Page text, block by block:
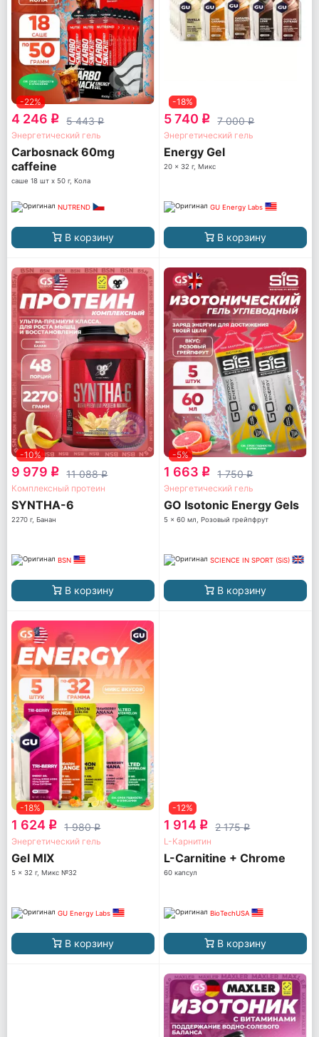
-22%
4 246 q 5 443q
Энергетический гель
Carbosnack 60mg
caffeine
саше 18 шт x 50 г, Кола
NUTREND
В корзину
-18%
5 740 q 7 000q
Энергетический гель
Energy Gel
20 x 32 г, Микс
GU Energy Labs
В корзину
-10%
9 979 q 11 088q
Комплексный протеин
SYNTHA-6
2270 г, Банан
BSN
В корзину
-5%
1 663 q 1 750q
Энергетический гель
GO Isotonic Energy Gels
5 x 60 мл, Розовый грейпфрут
SCIENCE IN SPORT (SiS)
В корзину
-18%
1 624 q 1 980q
Энергетический гель
Gel MIX
5 x 32 г, Микс №32
GU Energy Labs
В корзину
-12%
1 914 q 2 175q
L-Карнитин
L-Carnitine + Chrome
60 капсул
BioTechUSA
В корзину